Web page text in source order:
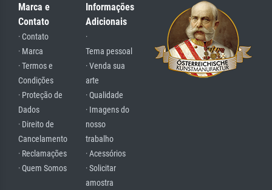
Marca e
Contato
· Contato
· Marca
· Termos e
Condições
· Proteção de
Dados
· Direito de
Cancelamento
· Reclamações
· Quem Somos
Informações
Adicionais
·
Tema pessoal
· Venda sua
arte
· Qualidade
· Imagens do
nosso
trabalho
· Acessórios
· Solicitar
amostra